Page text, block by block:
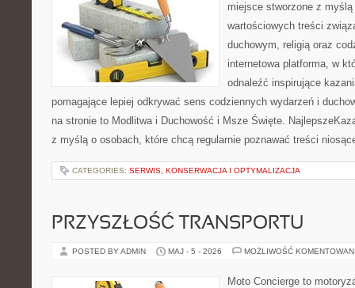
miejsce stworzone z
wartościowych treści
duchowym, religią oraz
internetowa platforma, w
odnaleźć inspirujące
pomagające lepiej odkrywać sens codziennych wydarzeń i
na stronie to Modlitwa i Duchowość i Msze Święte.
z myślą o osobach, które chcą regularnie poznawać treści
CATEGORIES: SERWIS, KONSERWACJA I OPTYMALIZACJA
PRZYSZŁOŚĆ TRANSPORTU
POSTED BY ADMIN MAJ - 5 - 2026 MOŻLIWOŚĆ
Moto Concierge to